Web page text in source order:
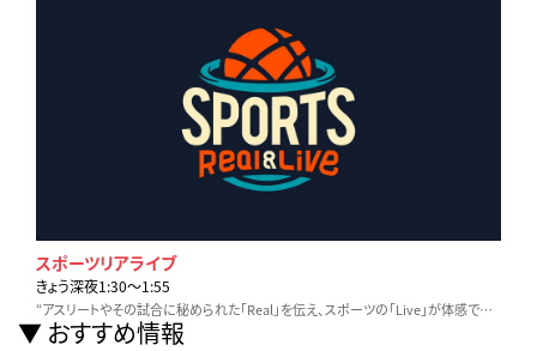
スポーツリアライブ
きょう深夜1:30〜1:55
“アスリートやその試合に秘められた「Real」を伝え、スポーツの「Live」が体感できる番組”をコンセプトに、野球・サッカー・五輪種目などを独自目線でお届けします！
おすすめ情報